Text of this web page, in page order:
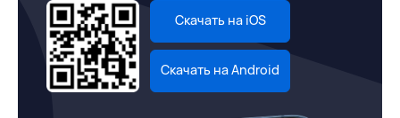
Скачать на iOS
Скачать на Android